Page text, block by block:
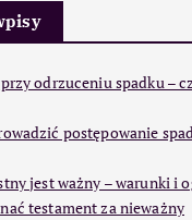
odrzuceniu spadku –
postępowanie
jest ważny – warunki i
testament za nieważny